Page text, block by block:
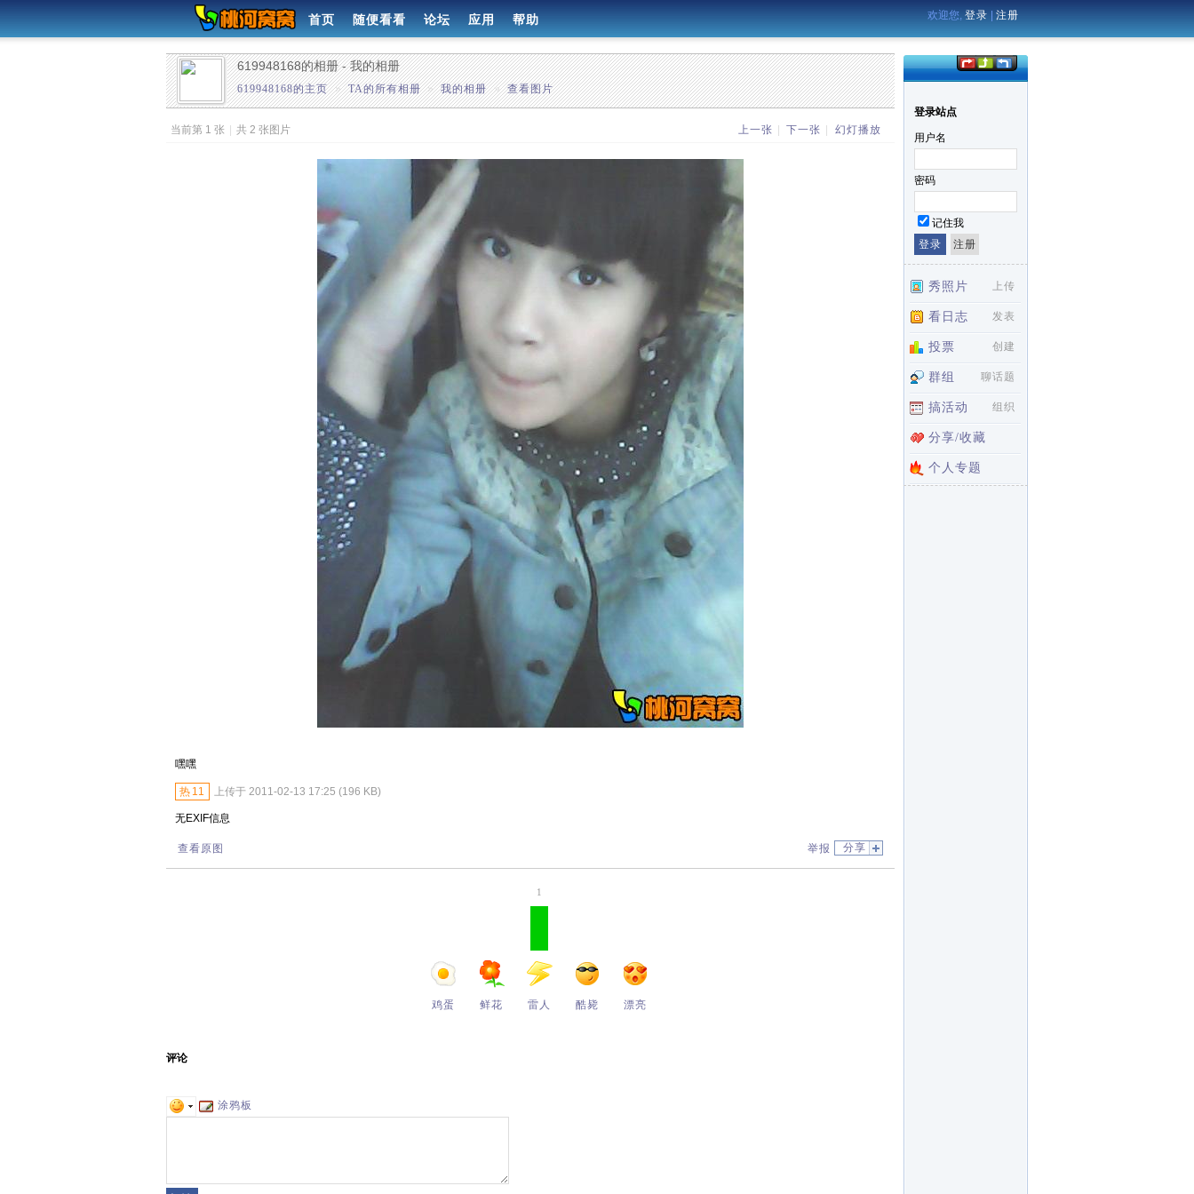
首页 随便看看 论坛 应用 帮助 欢迎您, 登录 注册
619948168的相册 - 我的相册
619948168的主页 » TA的所有相册 » 我的相册 » 查看图片
上一张 下一张 幻灯播放
当前第 1 张 共 2 张图片
嘿嘿
热 11 上传于 2011-02-13 17:25 (196 KB)
无EXIF信息
查看原图 分享
举报
鸡蛋 鲜花
1
雷人 酷毙 漂亮
评论
涂鸦板
登录站点
用户名
密码
记住我
秀照片 上传
看日志 发表
投票 创建
群组 聊话题
搞活动 组织
分享/收藏
个人专题